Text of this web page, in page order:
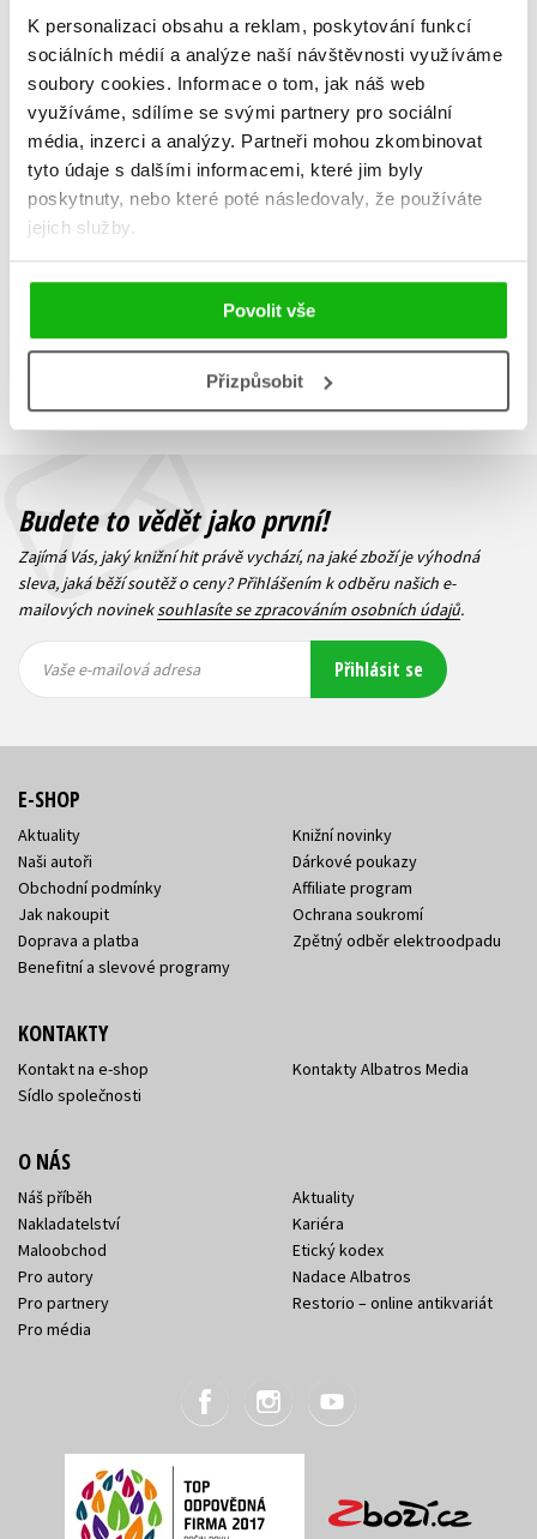
K personalizaci obsahu a reklam, poskytování funkcí
sociálních médií a analýze naší návštěvnosti využíváme
soubory cookies. Informace o tom, jak náš web
využíváme, sdílíme se svými partnery pro sociální
média, inzerci a analýzy. Partneři mohou zkombinovat
tyto údaje s dalšími informacemi, které jim byly
poskytnuty, nebo které poté následovaly, že používáte
jejich služby.
Povolit vše
Přizpůsobit
Zobraz záznamů
Zobrazuji 1 až 2 z celkem 2 záznamů
Předchozí 1 Další
Budete to vědět jako první!
Zajímá Vás, jaký knižní hit právě vychází, na jaké zboží je výhodná
sleva, jaká běží soutěž o ceny? Přihlášením k odběru našich e-
mailových novineksouhlasíte se zpracováním osobních údajů.
mailová
mailová
Vaše e-mailová adresa Přihlásit se
E-SHOP
Aktuality
Naši autoři
Obchodní podmínky
Jak nakoupit
Doprava a platba
Benefitní a slevové programy
Knižní novinky
Dárkové poukazy
Affiliate program
Ochrana soukromí
Zpětný odběr elektroodpadu
KONTAKTY
Kontakt na e-shop
Sídlo společnosti
Kontakty Albatros Media
O NÁS
Náš příběh
Nakladatelství
Maloobchod
Pro autory
Pro partnery
Pro média
Aktuality
Kariéra
Etický kodex
Nadace Albatros
Restorio – online antikvariát